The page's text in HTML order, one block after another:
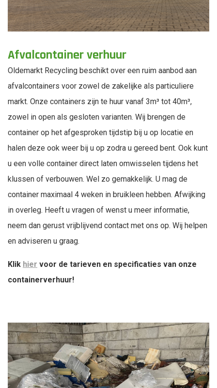
Afvalcontainer verhuur
Oldemarkt Recycling beschikt over een ruim aanbod aan
afvalcontainers voor zowel de zakelijke als particuliere
markt. Onze containers zijn te huur vanaf 3m³ tot 40m³,
zowel in open als gesloten varianten. Wij brengen de
container op het afgesproken tijdstip bij u op locatie en
halen deze ook weer bij u op zodra u gereed bent. Ook kunt
u een volle container direct laten omwisselen tijdens het
klussen of verbouwen. Wel zo gemakkelijk. U mag de
container maximaal 4 weken in bruikleen hebben. Afwijking
in overleg. Heeft u vragen of wenst u meer informatie,
neem dan gerust vrijblijvend contact met ons op. Wij helpen
en adviseren u graag.
Klik hier voor de tarieven en specificaties van onze
containerverhuur!